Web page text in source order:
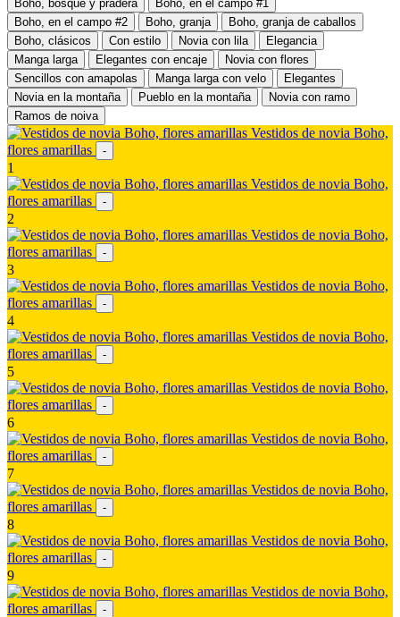
Boho, bosque y pradera
Boho, en el campo #1
Boho, en el campo #2
Boho, granja
Boho, granja de caballos
Boho, clásicos
Con estilo Novia con lila
Elegancia
Manga larga
Elegantes con encaje
Novia con flores
Sencillos con amapolas
Manga larga con velo
Elegantes
Novia en la montaña
Pueblo en la montaña
Novia con ramo
Ramos de noiva
Vestidos de novia Boho,
flores amarillas
-
1
Vestidos de novia Boho,
flores amarillas
-
2
Vestidos de novia Boho,
flores amarillas
-
3
Vestidos de novia Boho,
flores amarillas
-
4
Vestidos de novia Boho,
flores amarillas
-
5
Vestidos de novia Boho,
flores amarillas
-
6
Vestidos de novia Boho,
flores amarillas
-
7
Vestidos de novia Boho,
flores amarillas
-
8
Vestidos de novia Boho,
flores amarillas
-
9
Vestidos de novia Boho,
flores amarillas
-